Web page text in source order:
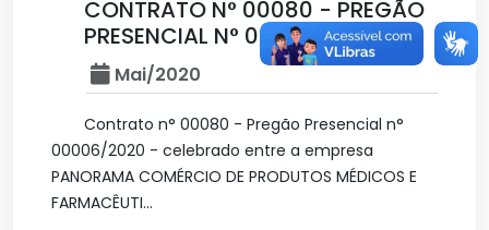
CONTRATO N° 00080 - PREGÃO
PRESENCIAL N° 0000
Mai/2020
Contrato n° 00080 - Pregão Presencial n°
00006/2020 - celebrado entre a empresa
PANORAMA COMÉRCIO DE PRODUTOS MÉDICOS E
FARMACÊUTI...